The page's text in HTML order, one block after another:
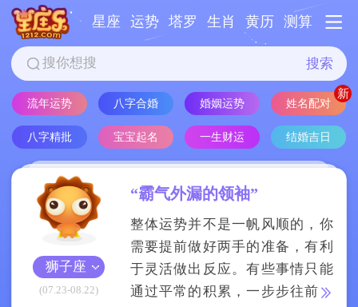
星座 运势 塔罗 生肖 黄历 测算
搜索
流年运势 八字合婚 婚姻运势 姓名配对
八字精批 宝宝起名 一生财运 结婚吉日
狮子座
(07.23-08.22)
“霸气外漏的领袖”
整体运势并不是一帆风顺的，你
需要提前做好两手的准备，有利
于灵活做出反应。有些事情只能
通过平常的积累，一步步往前，